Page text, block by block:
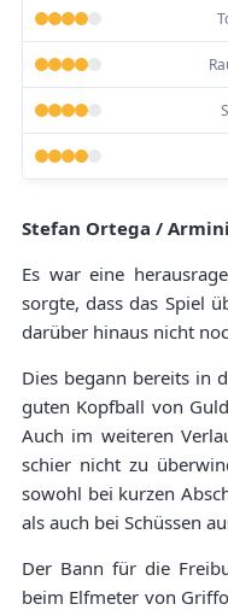
Stefan Ortega /
Es war eine
sorgte, dass das Spiel
darüber hinaus nicht
Dies begann bereits in
guten Kopfball von
Auch im weiteren
schier nicht zu
sowohl bei kurzen
als auch bei Schüssen
Der Bann für die
beim Elfmeter von